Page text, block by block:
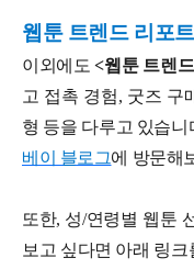
웹툰 트렌드 리포
이외에도<웹툰 트렌
고 접촉 경험, 굿즈 구
형 등을 다루고 있습
베이 블로그에 방문해
또한, 성/연령별 웹툰
보고 싶다면 아래 링